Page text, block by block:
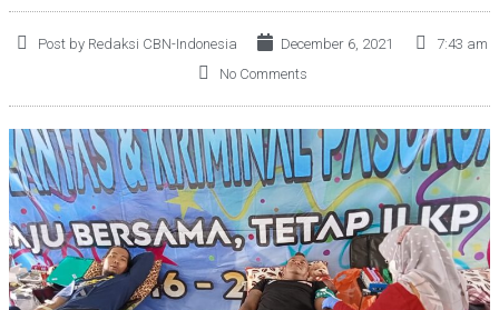
Post by Redaksi CBN-Indonesia December 6, 2021
7:43 am
No Comments